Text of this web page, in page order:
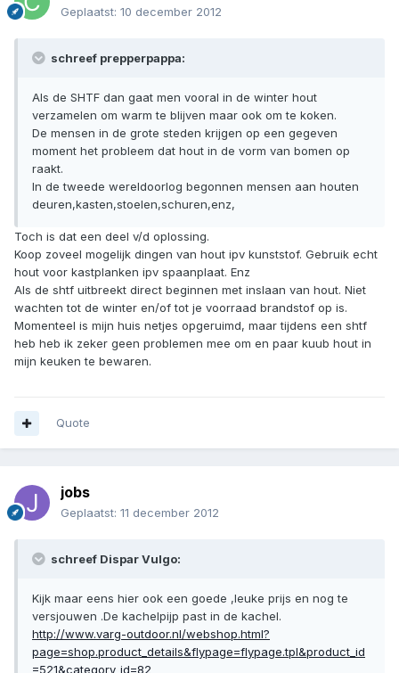
Geplaatst: 10 december 2012
schreef prepperpappa:
Als de SHTF dan gaat men vooral in de winter hout
verzamelen om warm te blijven maar ook om te koken.
De mensen in de grote steden krijgen op een gegeven
moment het probleem dat hout in de vorm van bomen op
raakt.
In de tweede wereldoorlog begonnen mensen aan houten
deuren,kasten,stoelen,schuren,enz,
Toch is dat een deel v/d oplossing.
Koop zoveel mogelijk dingen van hout ipv kunststof. Gebruik echt
hout voor kastplanken ipv spaanplaat. Enz
Als de shtf uitbreekt direct beginnen met inslaan van hout. Niet
wachten tot de winter en/of tot je voorraad brandstof op is.
Momenteel is mijn huis netjes opgeruimd, maar tijdens een shtf
heb heb ik zeker geen problemen mee om en paar kuub hout in
mijn keuken te bewaren.
Quote
jobs
Geplaatst: 11 december 2012
schreef Dispar Vulgo:
Kijk maar eens hier ook een goede ,leuke prijs en nog te
versjouwen .De kachelpijp past in de kachel.
http://www.varg-outdoor.nl/webshop.html?
page=shop.product_details&flypage=flypage.tpl&product_id
=521&category_id=82